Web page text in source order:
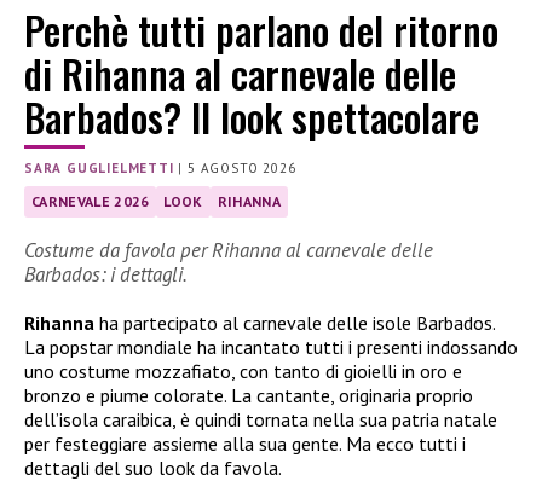
Perchè tutti parlano del ritorno
di Rihanna al carnevale delle
Barbados? Il look spettacolare
SARA GUGLIELMETTI |5 AGOSTO 2026
CARNEVALE 2026 LOOK RIHANNA
Costume da favola per Rihanna al carnevale delle
Barbados: i dettagli.
Rihanna ha partecipato al carnevale delle isole Barbados.
La popstar mondiale ha incantato tutti i presenti indossando
uno costume mozzafiato, con tanto di gioielli in oro e
bronzo e piume colorate. La cantante, originaria proprio
dell’isola caraibica, è quindi tornata nella sua patria natale
per festeggiare assieme alla sua gente. Ma ecco tutti i
dettagli del suo look da favola.